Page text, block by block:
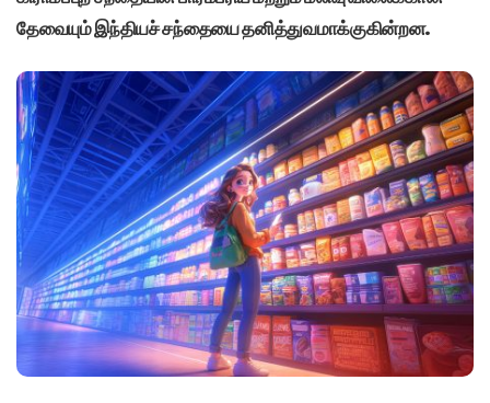
தேவையும் இந்தியச் சந்தையை தனித்துவமாக்குகின்றன.